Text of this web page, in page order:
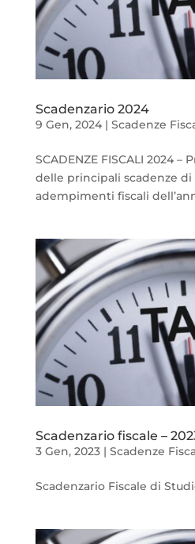
Scadenzario 2024
9 Gen, 2024| Scadenze
SCADENZE FISCALI 2024
delle principali scadenze
adempimenti fiscali
Scadenzario fiscale –
3 Gen, 2023| Scadenze
Scadenzario Fiscale di